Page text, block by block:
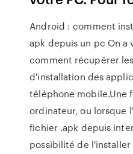
Android : comment
apk depuis un pc On a
comment récupérer
d'installation des
téléphone mobile.Une
ordinateur, ou lorsque
fichier .apk depuis
possibilité de